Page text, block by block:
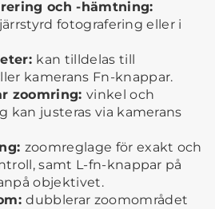
och -hämtning:
fotografering eller i
kan tilldelas till
kamerans Fn-knappar.
zoomring: vinkel och
kan justeras via kamerans
zoomreglage för exakt och
samt L-fn-knappar på
objektivet.
dubblerar zoomområdet